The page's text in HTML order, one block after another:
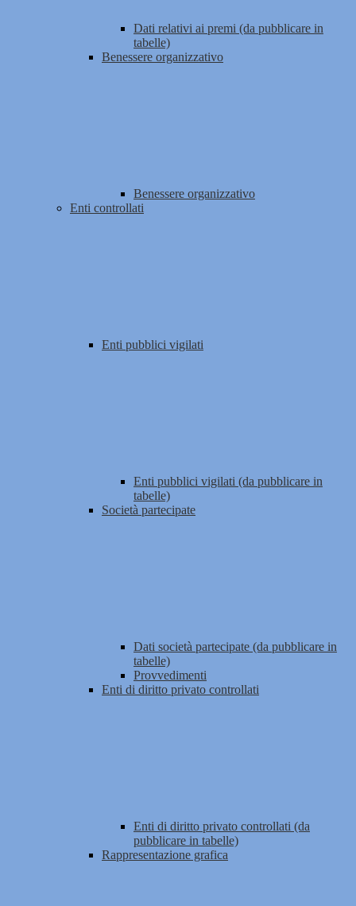
Dati relativi ai premi (da pubblicare in
tabelle)
Benessere organizzativo
Benessere organizzativo
Enti controllati
Enti pubblici vigilati
Enti pubblici vigilati (da pubblicare in
tabelle)
Società partecipate
Dati società partecipate (da pubblicare in
tabelle)
Provvedimenti
Enti di diritto privato controllati
Enti di diritto privato controllati (da
pubblicare in tabelle)
Rappresentazione grafica